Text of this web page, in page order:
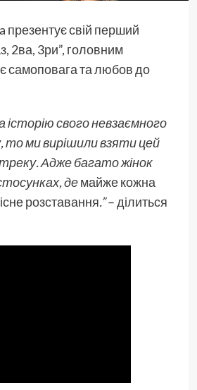
презентує свій перший
2ва, 3ри”, головним
самоповага та любов до
історію свого невзаємного
то ми вирішили взяти цей
треку. Адже багато жінок
демайже кожна
розставання.”– ділиться